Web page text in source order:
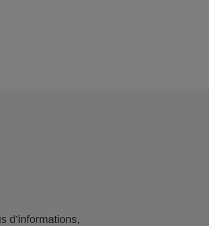
d’informations,